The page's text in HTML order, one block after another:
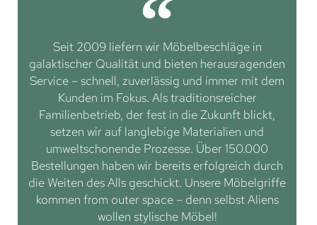
Seit 2009 liefern wir Möbelbeschläge in
galaktischer Qualität und bieten herausragenden
Service – schnell, zuverlässig und immer mit dem
Kunden im Fokus. Als traditionsreicher
Familienbetrieb, der fest in die Zukunft blickt,
setzen wir auf langlebige Materialien und
umweltschonende Prozesse. Über 150.000
Bestellungen haben wir bereits erfolgreich durch
die Weiten des Alls geschickt. Unsere Möbelgriffe
kommen from outer space – denn selbst Aliens
wollen stylische Möbel!